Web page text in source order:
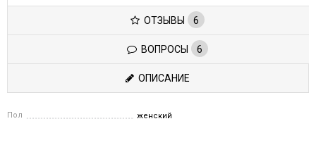
ОТЗЫВЫ 6
ВОПРОСЫ 6
ОПИСАНИЕ
Пол женский